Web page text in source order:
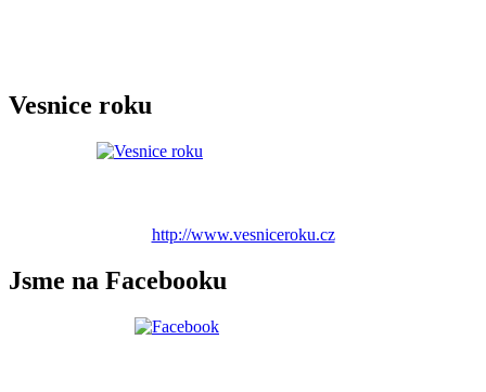
Vesnice roku
http://www.vesniceroku.cz
Jsme na Facebooku